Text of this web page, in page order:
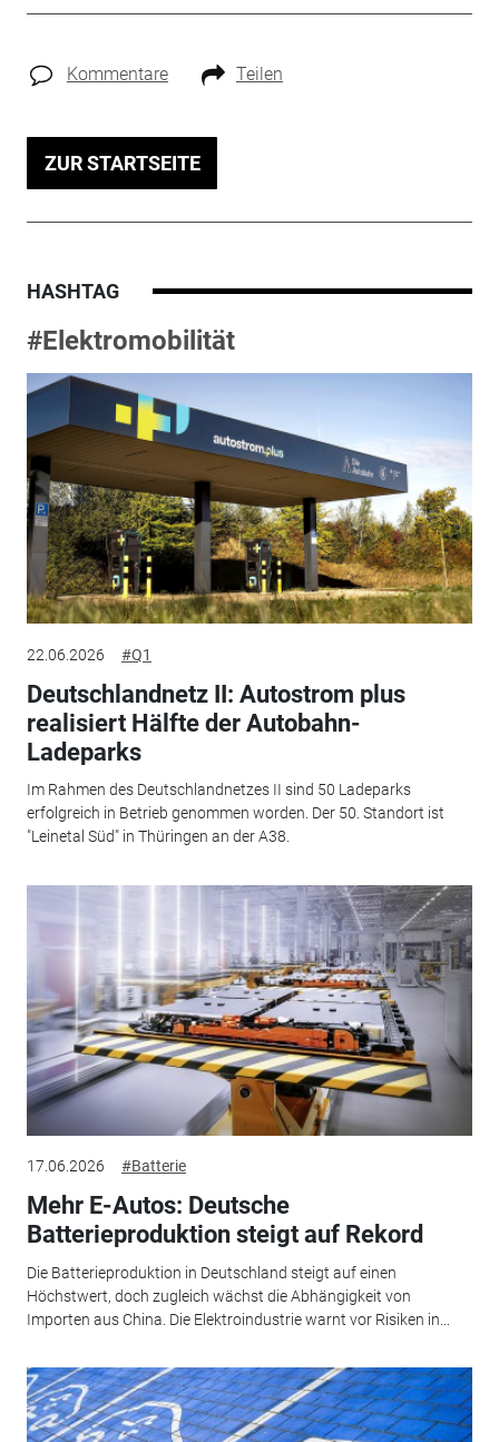
Kommentare Teilen
ZUR STARTSEITE
HASHTAG
#Elektromobilität
22.06.2026 #Q1
Deutschlandnetz II: Autostrom plus
realisiert Hälfte der Autobahn-
Ladeparks
Im Rahmen des Deutschlandnetzes II sind 50 Ladeparks
erfolgreich in Betrieb genommen worden. Der 50. Standort ist
"Leinetal Süd" in Thüringen an der A38.
17.06.2026 #Batterie
Mehr E-Autos: Deutsche
Batterieproduktion steigt auf Rekord
Die Batterieproduktion in Deutschland steigt auf einen
Höchstwert, doch zugleich wächst die Abhängigkeit von
Importen aus China. Die Elektroindustrie warnt vor Risiken in...